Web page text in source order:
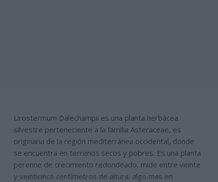
Urostermum Dalechampii es una planta herbácea
silvestre perteneciente a la familia Asteraceae, es
originaria de la región mediterránea occidental, donde
se encuentra en terrenos secos y pobres. Es una planta
perenne de crecimiento redondeado, mide entre veinte
y veinticinco centímetros de altura, algo mas en